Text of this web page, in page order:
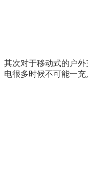
其次对于移动式的户
电很多时候不可能一